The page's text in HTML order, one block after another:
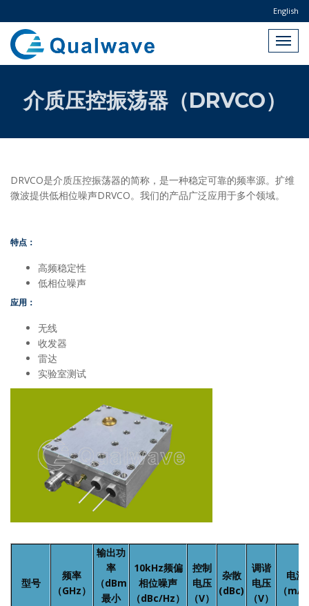
English
介质压控振荡器（DRVCO）
DRVCO是介质压控振荡器的简称，是一种稳定可靠的频率源。扩维
微波提供低相位噪声DRVCO。我们的产品广泛应用于多个领域。
特点：
高频稳定性
低相位噪声
应用：
无线
收发器
雷达
实验室测试
型号
频率
（GHz）
输出功
率
（dBm
最小
10kHz频偏
相位噪声
（dBc/Hz）
控制
电压
（V）
杂散
(dBc)
调谐
电压
（V）
电流
（mA